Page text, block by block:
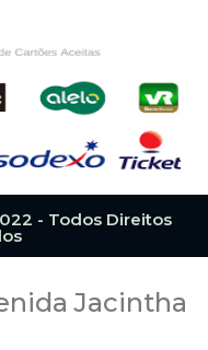
- Todos Direitos
Jacintha